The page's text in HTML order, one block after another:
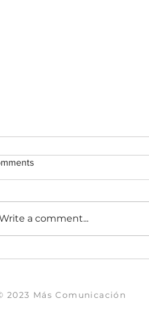
a comment...
2023 Más Comunicación